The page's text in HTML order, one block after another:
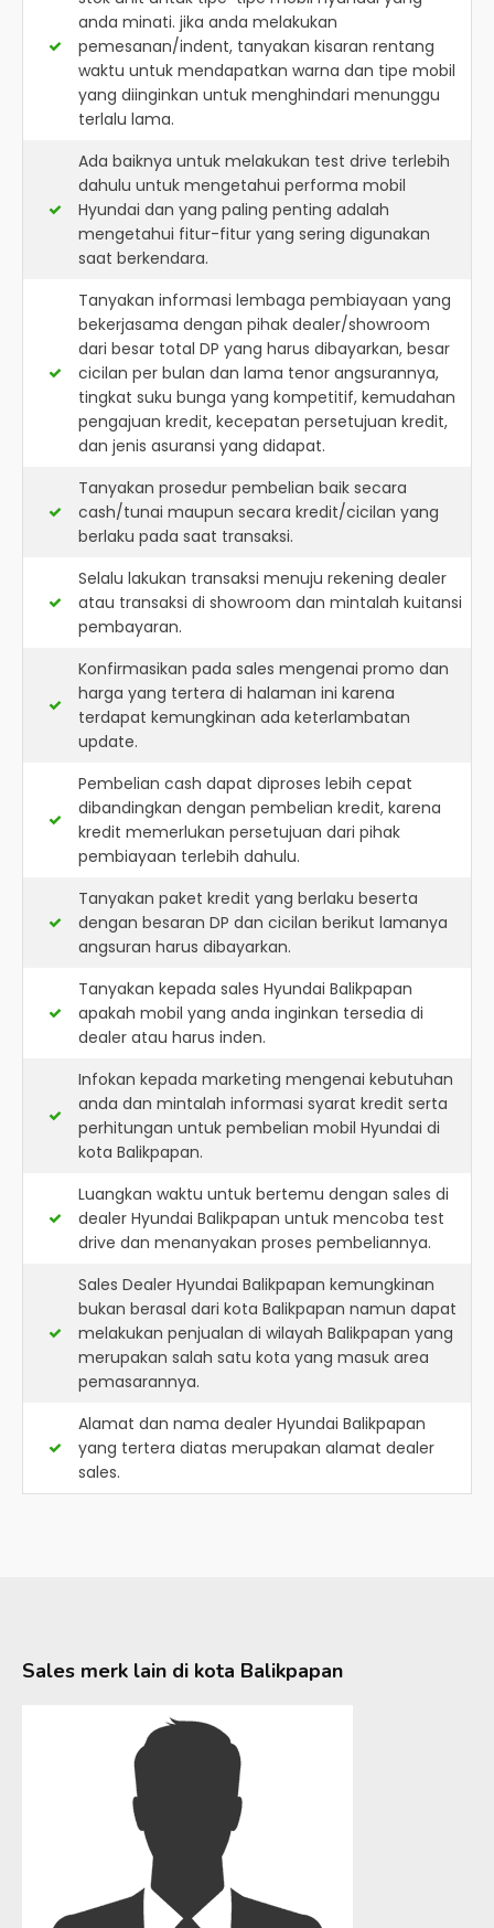
anda minati. jika anda melakukan
pemesanan/indent, tanyakan kisaran rentang
waktu untuk mendapatkan warna dan tipe mobil
yang diinginkan untuk menghindari menunggu
terlalu lama.
Ada baiknya untuk melakukan test drive terlebih
dahulu untuk mengetahui performa mobil
Hyundai dan yang paling penting adalah
mengetahui fitur-fitur yang sering digunakan
saat berkendara.
Tanyakan informasi lembaga pembiayaan yang
bekerjasama dengan pihak dealer/showroom
dari besar total DP yang harus dibayarkan, besar
cicilan per bulan dan lama tenor angsurannya,
tingkat suku bunga yang kompetitif, kemudahan
pengajuan kredit, kecepatan persetujuan kredit,
dan jenis asuransi yang didapat.
Tanyakan prosedur pembelian baik secara
cash/tunai maupun secara kredit/cicilan yang
berlaku pada saat transaksi.
Selalu lakukan transaksi menuju rekening dealer
atau transaksi di showroom dan mintalah kuitansi
pembayaran.
Konfirmasikan pada sales mengenai promo dan
harga yang tertera di halaman ini karena
terdapat kemungkinan ada keterlambatan
update.
Pembelian cash dapat diproses lebih cepat
dibandingkan dengan pembelian kredit, karena
kredit memerlukan persetujuan dari pihak
pembiayaan terlebih dahulu.
Tanyakan paket kredit yang berlaku beserta
dengan besaran DP dan cicilan berikut lamanya
angsuran harus dibayarkan.
Tanyakan kepada sales Hyundai Balikpapan
apakah mobil yang anda inginkan tersedia di
dealer atau harus inden.
Infokan kepada marketing mengenai kebutuhan
anda dan mintalah informasi syarat kredit serta
perhitungan untuk pembelian mobil Hyundai di
kota Balikpapan.
Luangkan waktu untuk bertemu dengan sales di
dealer Hyundai Balikpapan untuk mencoba test
drive dan menanyakan proses pembeliannya.
Sales Dealer Hyundai Balikpapan kemungkinan
bukan berasal dari kota Balikpapan namun dapat
melakukan penjualan di wilayah Balikpapan yang
merupakan salah satu kota yang masuk area
pemasarannya.
Alamat dan nama dealer Hyundai Balikpapan
yang tertera diatas merupakan alamat dealer
sales.
Sales merk lain di kota Balikpapan